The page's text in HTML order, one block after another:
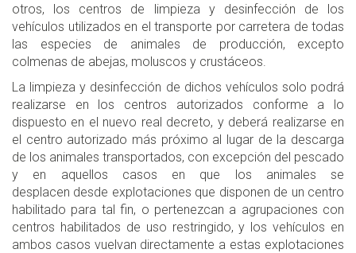
otros, los centros de limpieza y desinfección de los
vehículos utilizados en el transporte por carretera de todas
las especies de animales de producción, excepto
colmenas de abejas, moluscos y crustáceos.
La limpieza y desinfección de dichos vehículos solo podrá
realizarse en los centros autorizados conforme a lo
dispuesto en el nuevo real decreto, y deberá realizarse en
el centro autorizado más próximo al lugar de la descarga
de los animales transportados, con excepción del pescado
y en aquellos casos en que los animales se
desplacen desde explotaciones que disponen de un centro
habilitado para tal fin, o pertenezcan a agrupaciones con
centros habilitados de uso restringido, y los vehículos en
ambos casos vuelvan directamente a estas explotaciones